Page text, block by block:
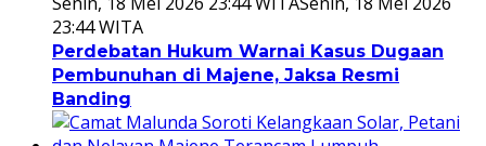
23:44 WITA
Perdebatan Hukum Warnai Kasus Dugaan
Pembunuhan di Majene, Jaksa Resmi
Banding